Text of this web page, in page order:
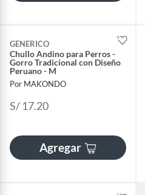
GENERICO
Chullo Andino para Perros -
Gorro Tradicional con Diseño
Peruano - M
Por MAKONDO
S/ 17.20
Agregar